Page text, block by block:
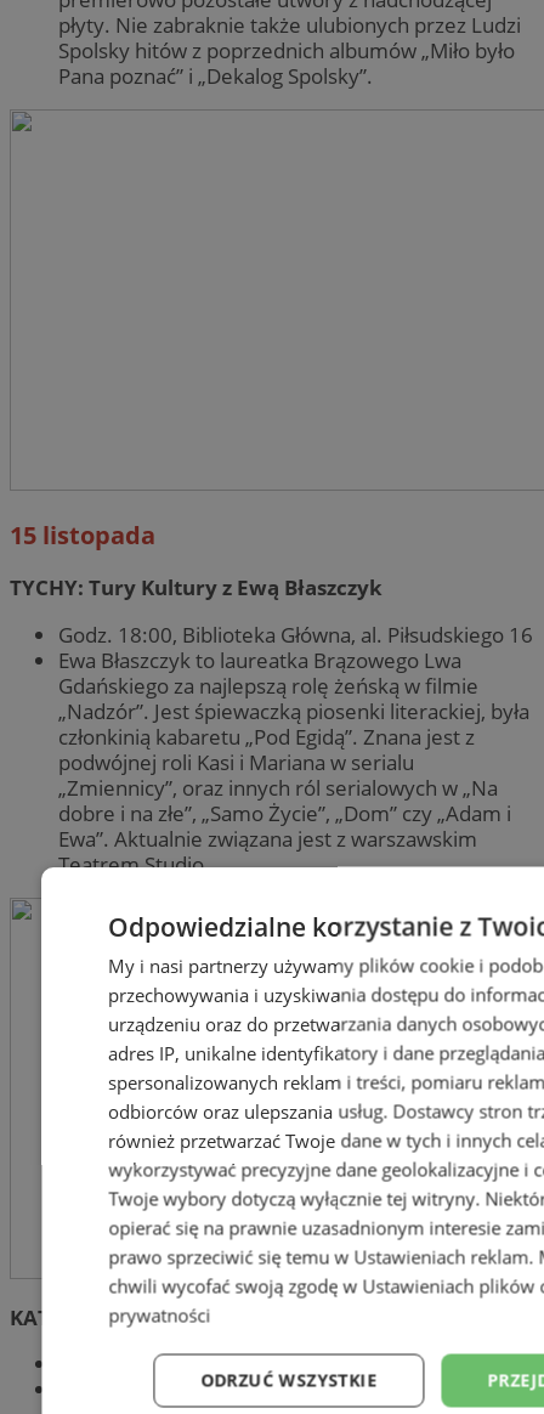
płyty. Nie zabraknie także ulubionych przez Ludzi
Spolsky hitów z poprzednich albumów „Miło było
Pana poznać” i „Dekalog Spolsky”.
15 listopada
TYCHY: Tury Kultury z Ewą Błaszczyk
Godz. 18:00, Biblioteka Główna, al. Piłsudskiego 16
Ewa Błaszczyk to laureatka Brązowego Lwa
Gdańskiego za najlepszą rolę żeńską w filmie
„Nadzór”. Jest śpiewaczką piosenki literackiej, była
członkinią kabaretu „Pod Egidą”. Znana jest z
podwójnej roli Kasi i Mariana w serialu
„Zmiennicy”, oraz innych ról serialowych w „Na
dobre i na złe”, „Samo Życie”, „Dom” czy „Adam i
Ewa”. Aktualnie związana jest z warszawskim
Teatrem Studio.
KATOWICE: Spektakl muzyczny „Maryja”
Godz. 18:30, SPODEK
„MARYJA” jest spektaklem realizowanym w
Odpowiedzialne korzystanie z
My i nasi partnerzy używamy plików cookie i
przechowywania i uzyskiwania dostępu do
urządzeniu oraz do przetwarzania danych
adres IP, unikalne identyfikatory i dane
spersonalizowanych reklam i treści, pomiaru
odbiorców oraz ulepszania usług. Dostawcy stron
również przetwarzać Twoje dane w tych i innych
wykorzystywać precyzyjne dane geolokalizacyjne i
Twoje wybory dotyczą wyłącznie tej witryny.
opierać się na prawnie uzasadnionym interesie
prawo sprzeciwić się temu w Ustawieniach reklam.
chwili wycofać swoją zgodę w Ustawieniach plików
prywatności
ODRZUĆ WSZYSTKIE